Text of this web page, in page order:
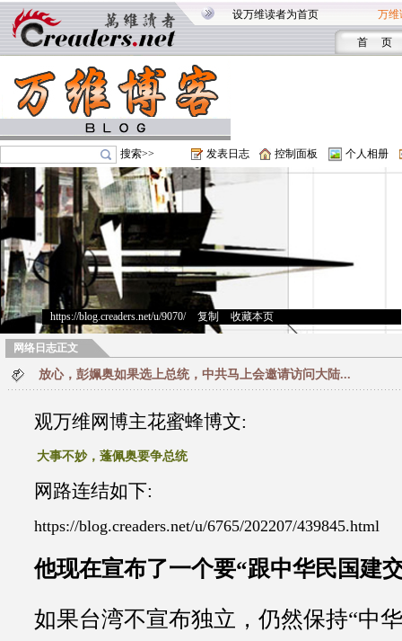
设万维读者为首页 万维
首 页
搜索>> 发表日志 控制面板 个人相册
https://blog.creaders.net/u/9070/> 复制 收藏本页
网络日志正文
放心，彭姵奥如果选上总统，中共马上会邀请访问大陆...
观万维网博主花蜜蜂博文:
大事不妙，蓬佩奥要争总统
网路连结如下:
https://blog.creaders.net/u/6765/202207/439845.html
他现在宣布了一个要“跟中华民国建
如果台湾不宣布独立，仍然保持“中